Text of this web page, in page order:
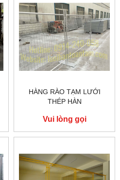
HÀNG RÀO TẠM LƯỚI
THÉP HÀN
Vui lòng gọi